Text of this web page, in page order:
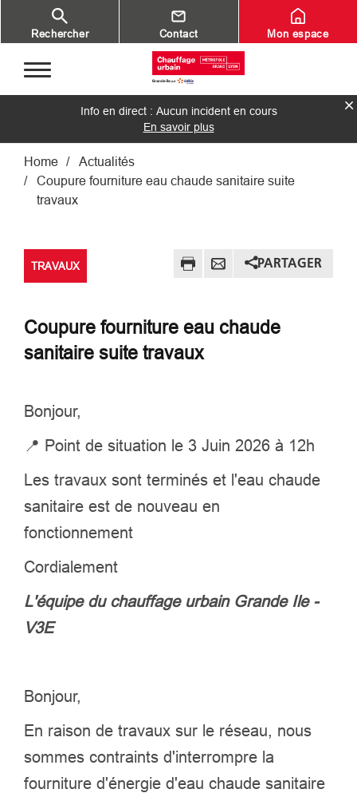
Aller au contenu principal
Rechercher Contact Mon espace
Info en direct : Aucun incident en cours
En savoir plus
Fil d'Ariane
Home
Actualités
Coupure fourniture eau chaude sanitaire suite
travaux
TRAVAUX PARTAGER
Coupure fourniture eau chaude
sanitaire suite travaux
Bonjour,
📍 Point de situation le 3 Juin 2026 à 12h
Les travaux sont terminés et l'eau chaude
sanitaire est de nouveau en
fonctionnement
Cordialement
L'équipe du chauffage urbain Grande Ile -
V3E
Bonjour,
En raison de travaux sur le réseau, nous
sommes contraints d'interrompre la
fourniture d'énergie d'eau chaude sanitaire